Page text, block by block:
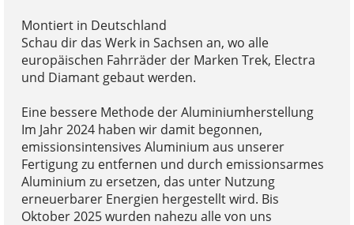
Montiert in Deutschland
Schau dir das Werk in Sachsen an, wo alle
europäischen Fahrräder der Marken Trek, Electra
und Diamant gebaut werden.
Eine bessere Methode der Aluminiumherstellung
Im Jahr 2024 haben wir damit begonnen,
emissionsintensives Aluminium aus unserer
Fertigung zu entfernen und durch emissionsarmes
Aluminium zu ersetzen, das unter Nutzung
erneuerbarer Energien hergestellt wird. Bis
Oktober 2025 wurden nahezu alle von uns